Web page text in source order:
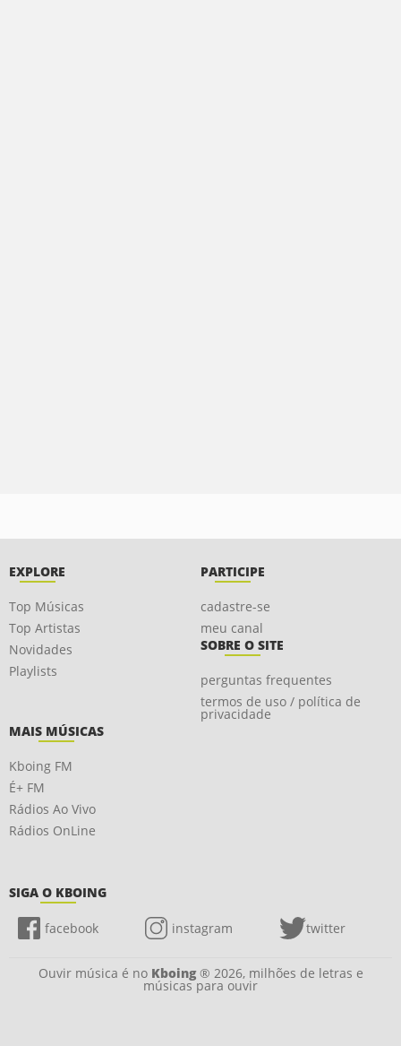
EXPLORE
Top Músicas
Top Artistas
Novidades
Playlists
PARTICIPE
cadastre-se
meu canal
SOBRE O SITE
perguntas frequentes
termos de uso / política de
privacidade
MAIS MÚSICAS
Kboing FM
É+ FM
Rádios Ao Vivo
Rádios OnLine
SIGA O KBOING
facebook instagram twitter
Ouvir música é no Kboing® 2026, milhões de letras e
músicas para ouvir